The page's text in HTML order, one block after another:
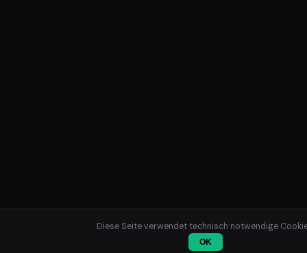
Diese Seite verwendet technisch notwendige
OK